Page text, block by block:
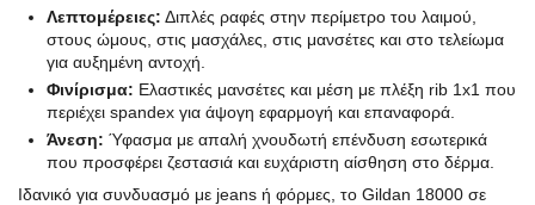
Λεπτομέρειες: Διπλές ραφές στην περίμετρο του λαιμού,
στους ώμους, στις μασχάλες, στις μανσέτες και στο τελείωμα
για αυξημένη αντοχή.
Φινίρισμα: Ελαστικές μανσέτες και μέση με πλέξη rib 1x1 που
περιέχει spandex για άψογη εφαρμογή και επαναφορά.
Άνεση: Ύφασμα με απαλή χνουδωτή επένδυση εσωτερικά
που προσφέρει ζεστασιά και ευχάριστη αίσθηση στο δέρμα.
Ιδανικό για συνδυασμό με jeans ή φόρμες, το Gildan 18000 σε